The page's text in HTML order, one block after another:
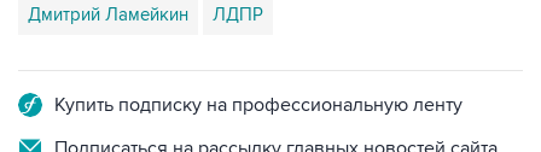
Дмитрий Ламейкин ЛДПР
Купить подписку на профессиональную ленту